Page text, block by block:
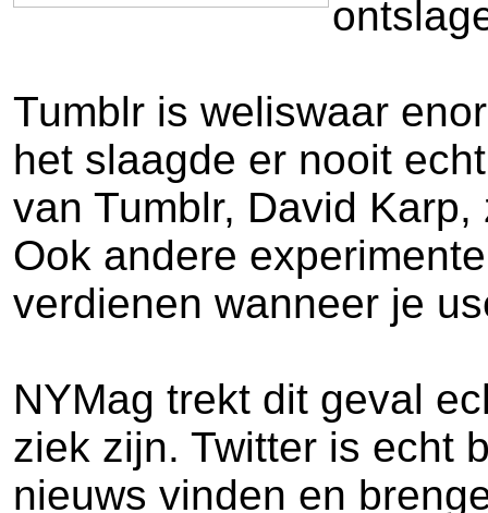
Tumblr is weliswaar
het slaagde er nooit
van Tumblr, David
Ook andere
verdienen wanneer je
NYMag trekt dit geval
ziek zijn. Twitter is echt
nieuws vinden en